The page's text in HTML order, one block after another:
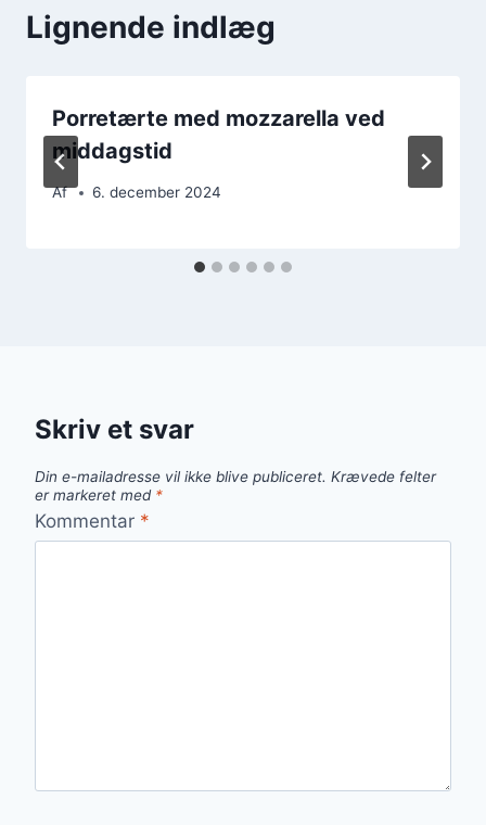
Lignende indlæg
Porretærte med mozzarella ved
middagstid
Af 6. december 2024
Skriv et svar
Din e-mailadresse vil ikke blive publiceret. Krævede felter
er markeret med *
Kommentar *